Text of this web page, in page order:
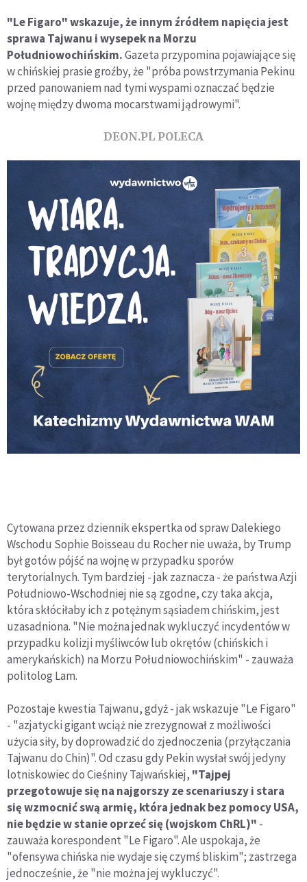
"Le Figaro" wskazuje, że innym źródłem napięcia jest
sprawa Tajwanu i wysepek na Morzu
Południowochińskim.Gazeta przypomina pojawiające się
w chińskiej prasie groźby, że "próba powstrzymania Pekinu
przed panowaniem nad tymi wyspami oznaczać będzie
wojnę między dwoma mocarstwami jądrowymi".
DEON.PL POLECA
Cytowana przez dziennik ekspertka od spraw Dalekiego
Wschodu Sophie Boisseau du Rocher nie uważa, by Trump
był gotów pójść na wojnę w przypadku sporów
terytorialnych. Tym bardziej - jak zaznacza - że państwa Azji
Południowo-Wschodniej nie są zgodne, czy taka akcja,
która skłóciłaby ich z potężnym sąsiadem chińskim, jest
uzasadniona. "Nie można jednak wykluczyć incydentów w
przypadku kolizji myśliwców lub okrętów (chińskich i
amerykańskich) na Morzu Południowochińskim" - zauważa
politolog Lam.
Pozostaje kwestia Tajwanu, gdyż - jak wskazuje "Le Figaro"
- "azjatycki gigant wciąż nie zrezygnował z możliwości
użycia siły, by doprowadzić do zjednoczenia (przyłączania
Tajwanu do Chin)". Od czasu gdy Pekin wysłał swój jedyny
lotniskowiec do Cieśniny Tajwańskiej, "Tajpej
przegotowuje się na najgorszy ze scenariuszy i stara
się wzmocnić swą armię, która jednak bez pomocy USA,
nie będzie w stanie oprzeć się (wojskom ChRL)" -
zauważa korespondent "Le Figaro". Ale uspokaja, że
"ofensywa chińska nie wydaje się czymś bliskim"; zastrzega
jednocześnie, że "nie można jej wykluczyć".